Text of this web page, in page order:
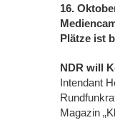
16.
Plätze ist
NDR will
Intendant
Magazin